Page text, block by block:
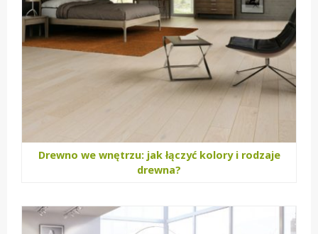
Drewno we wnętrzu: jak łączyć kolory i rodzaje
drewna?